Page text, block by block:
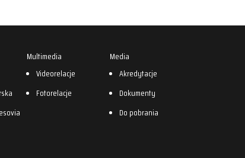
Multimedia
Videorelacje
Fotorelacje
Media
Akredytacje
Dokumenty
Do pobrania